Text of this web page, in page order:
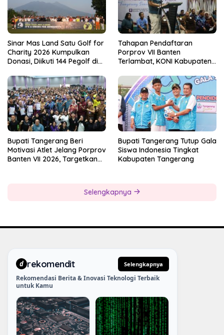
Sinar Mas Land Satu Golf for
Charity 2026 Kumpulkan
Donasi, Diikuti 144 Pegolf di
Tahapan Pendaftaran
Porprov VII Banten
Terlambat, KONI Kabupaten
Kesiapan Panitia
Bupati Tangerang Beri
Motivasi Atlet Jelang Porprov
Banten VII 2026, Targetkan
Bupati Tangerang Tutup Gala
Siswa Indonesia Tingkat
Kabupaten Tangerang
Selengkapnya
d rekomendit Selengkapnya
Rekomendasi Berita & Inovasi Teknologi Terbaik
untuk Kamu